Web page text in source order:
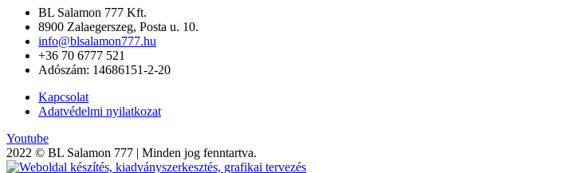
BL Salamon 777 Kft.
8900 Zalaegerszeg, Posta u. 10.
info@blsalamon777.hu
+36 70 6777 521
Adószám: 14686151-2-20
Kapcsolat
Adatvédelmi nyilatkozat
Youtube
2022 © BL Salamon 777 | Minden jog fenntartva.